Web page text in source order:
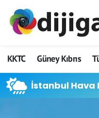
KKTC Güney Kıbrıs
İstanbul Hava
ADVERTORIAL
Dijigazete
Dünya
Hava Durumu
Trafik Durumu
Süper Lig Puan